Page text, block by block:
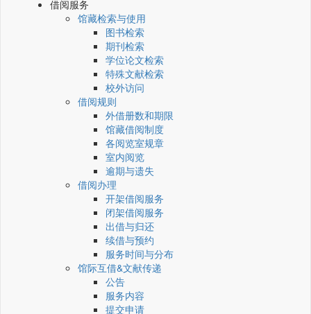
借阅服务
馆藏检索与使用
图书检索
期刊检索
学位论文检索
特殊文献检索
校外访问
借阅规则
外借册数和期限
馆藏借阅制度
各阅览室规章
室内阅览
逾期与遗失
借阅办理
开架借阅服务
闭架借阅服务
出借与归还
续借与预约
服务时间与分布
馆际互借&文献传递
公告
服务内容
提交申请